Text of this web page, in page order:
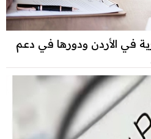
في الأردن ودورها في دعم